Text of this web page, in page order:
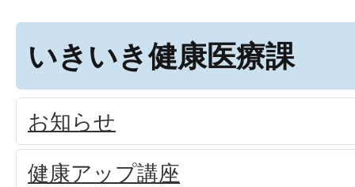
いきいき健康医療課
お知らせ
健康アップ講座